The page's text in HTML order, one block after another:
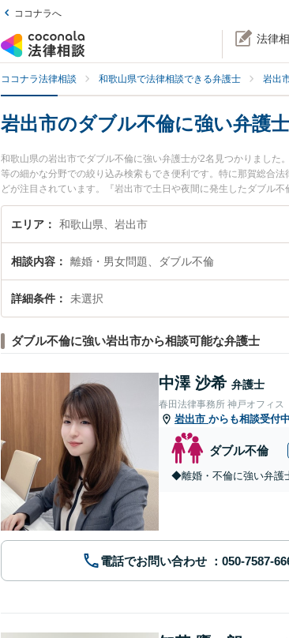
ココナラへ
法律
ココナラ法律相談 和歌山県で法律相談できる弁護士 岩出
岩出市のダブル不倫に強い弁護士
和歌山県の岩出市でダブル不倫に強い弁護士が2名見つかりまし
等の細かな分野での絞り込み検索もでき便利です。特に那賀総合
どが注目されています。『岩出市で土日や夜間に発生したダブル
たい』『初回相談無料でダブル不倫を法律相談できる岩出市内の
エリア 和歌山県、岩出市
相談内容 離婚・男女問題、ダブル不倫
詳細条件 未選択
ダブル不倫に強い岩出市から相談可能な弁護士
中澤 沙希 弁護士
春田法律事務所 神戸オフィス
岩出市 からも相談受付中
ダブル不倫
◆離婚・不倫に強い弁護
電話でお問い合わせ